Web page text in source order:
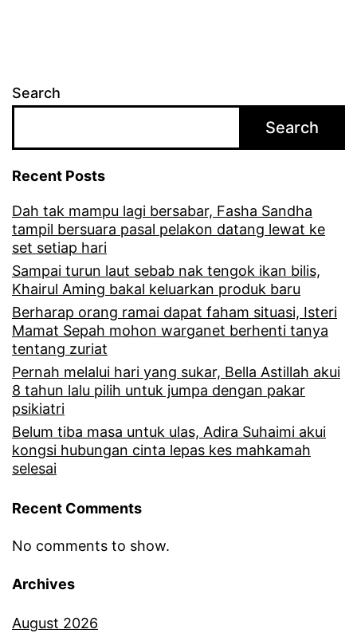
Search
Search
Recent Posts
Dah tak mampu lagi bersabar, Fasha Sandha
tampil bersuara pasal pelakon datang lewat ke
set setiap hari
Sampai turun laut sebab nak tengok ikan bilis,
Khairul Aming bakal keluarkan produk baru
Berharap orang ramai dapat faham situasi, Isteri
Mamat Sepah mohon warganet berhenti tanya
tentang zuriat
Pernah melalui hari yang sukar, Bella Astillah akui
8 tahun lalu pilih untuk jumpa dengan pakar
psikiatri
Belum tiba masa untuk ulas, Adira Suhaimi akui
kongsi hubungan cinta lepas kes mahkamah
selesai
Recent Comments
No comments to show.
Archives
August 2026